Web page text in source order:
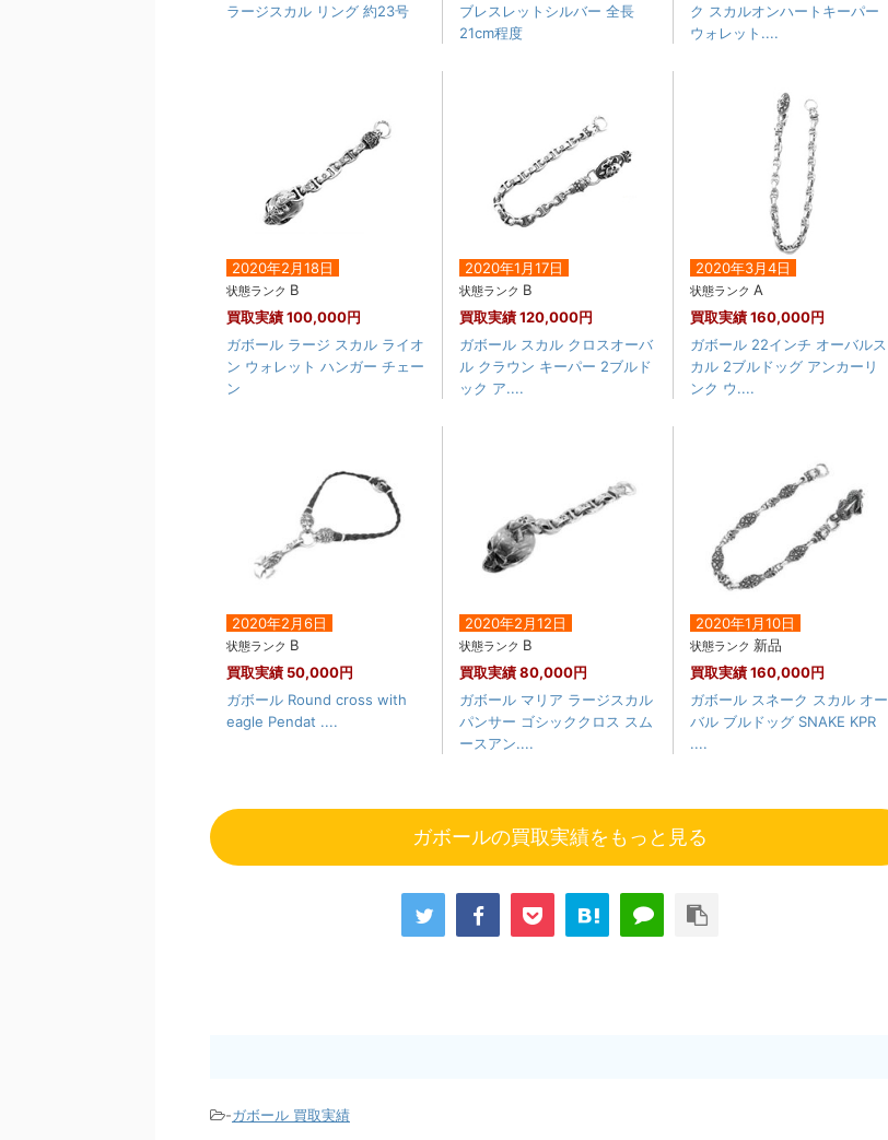
ラージスカル リング 約23号
ブレスレットシルバー 全長
21cm程度
ク スカルオンハートキーパー
ウォレット....
2020年2月18日
状態ランク B
買取実績100,000円
ガボール ラージ スカル ライオ
ン ウォレット ハンガー チェー
ン
2020年1月17日
状態ランク B
買取実績120,000円
ガボール スカル クロスオーバ
ル クラウン キーパー 2ブルド
ック ア....
2020年3月4日
状態ランク A
買取実績160,000円
ガボール 22インチ オーバルス
カル 2ブルドッグ アンカーリ
ンク ウ....
2020年2月6日
状態ランク B
買取実績 50,000円
ガボール Round cross with
eagle Pendat ....
2020年2月12日
状態ランク B
買取実績80,000円
ガボール マリア ラージスカル
パンサー ゴシッククロス スム
ースアン....
2020年1月10日
状態ランク 新品
買取実績160,000円
ガボール スネーク スカル オー
バル ブルドッグ SNAKE KPR
....
ガボールの買取実績をもっと見る
-ガボール 買取実績